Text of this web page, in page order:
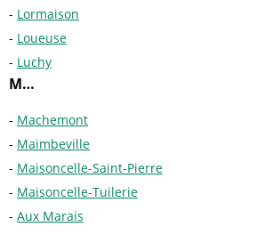
Lormaison
Loueuse
Luchy
M…
Machemont
Maimbeville
Maisoncelle-Saint-Pierre
Maisoncelle-Tuilerie
Aux Marais